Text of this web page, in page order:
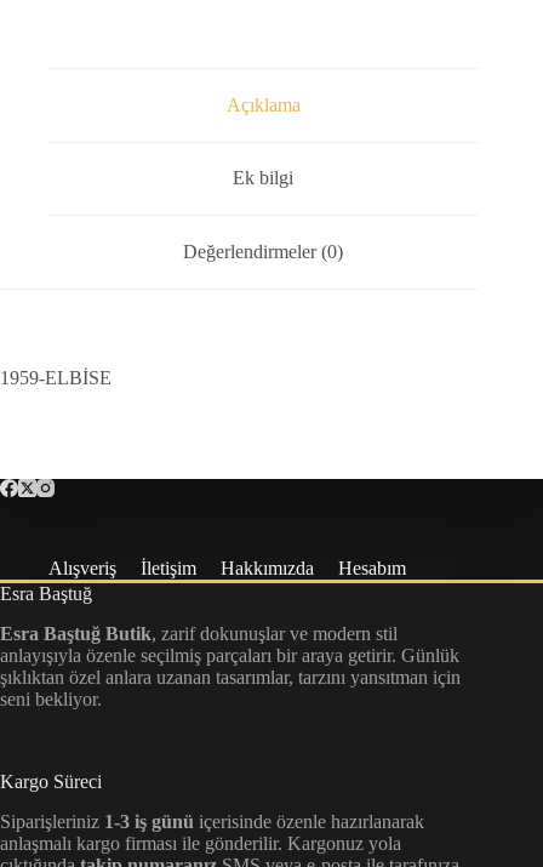
Açıklama
Ek bilgi
Değerlendirmeler (0)
1959-ELBİSE
Alışveriş İletişim Hakkımızda
Hesabım
Esra Baştuğ
Esra Baştuğ Butik, zarif dokunuşlar ve modern stil
anlayışıyla özenle seçilmiş parçaları bir araya getirir. Günlük
şıklıktan özel anlara uzanan tasarımlar, tarzını yansıtman için
seni bekliyor.
Kargo Süreci
Siparişleriniz 1-3 iş günü içerisinde özenle hazırlanarak
anlaşmalı kargo firması ile gönderilir. Kargonuz yola